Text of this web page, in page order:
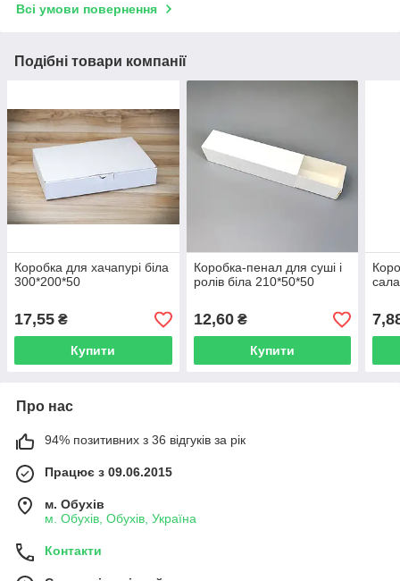
Всі умови повернення
Подібні товари компанії
Коробка для хачапурі біла
300*200*50
17,55 ₴
Купити
Коробка-пенал для суші і
ролів біла 210*50*50
12,60₴
Купити
Про нас
94% позитивних з 36 відгуків за рік
Працює з 09.06.2015
м. Обухів
м. Обухів, Обухів, Україна
Контакти